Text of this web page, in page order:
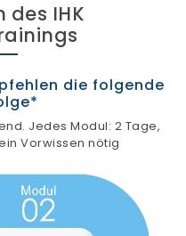
des IHK
die folgende
Jedes Modul: 2 Tage,
Vorwissen nötig